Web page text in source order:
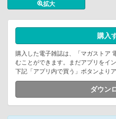
拡大
購入
購入した電子雑誌は、「マガストア
むことができます。まだアプリをイ
下記「アプリ内で買う」ボタンより
ダウン